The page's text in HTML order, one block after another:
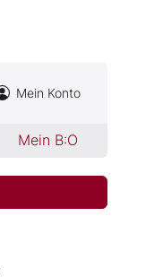
Mein Konto
Mein B:O